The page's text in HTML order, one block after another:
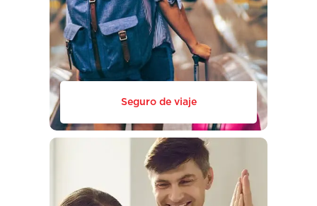
Seguro de viaje